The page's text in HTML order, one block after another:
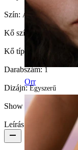
Orr
Szín: Arany
Kő színe:
Kő típusa: Köbös
Darabszám:1
Dizájn:Egyszerű
Show pair option:
Leírás